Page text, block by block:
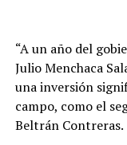
“A un año del
Julio Menchaca
una inversión
campo, como el
Beltrán Contreras.